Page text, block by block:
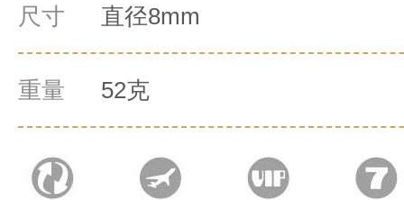
0
尺寸 直径8mm
重量 52克